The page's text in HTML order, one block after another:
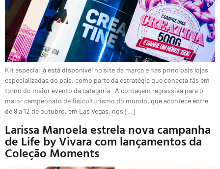
Kit especial já está disponível no site da marca e nas principais lojas
especializadas do país, como parte da estratégia que conecta fãs em
torno do maior evento da categoria A contagem regressiva para o
maior campeonato de fisiculturismo do mundo, que acontece entre
de 9 a 12 de outubro, em Las Vegas, nos […]
Larissa Manoela estrela nova campanha
de Life by Vivara com lançamentos da
Coleção Moments